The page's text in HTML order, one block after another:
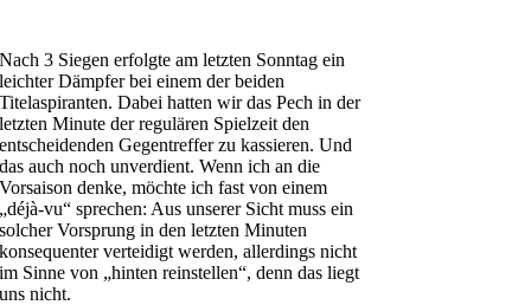
Nach 3 Siegen erfolgte am letzten Sonntag ein
leichter Dämpfer bei einem der beiden
Titelaspiranten. Dabei hatten wir das Pech in der
letzten Minute der regulären Spielzeit den
entscheidenden Gegentreffer zu kassieren. Und
das auch noch unverdient. Wenn ich an die
Vorsaison denke, möchte ich fast von einem
„déjà-vu“ sprechen: Aus unserer Sicht muss ein
solcher Vorsprung in den letzten Minuten
konsequenter verteidigt werden, allerdings nicht
im Sinne von „hinten reinstellen“, denn das liegt
uns nicht.